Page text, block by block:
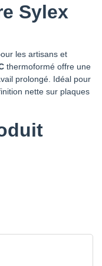
Sylex
les artisans et
thermoformé offre une
prolongé. Idéal pour
nette sur plaques